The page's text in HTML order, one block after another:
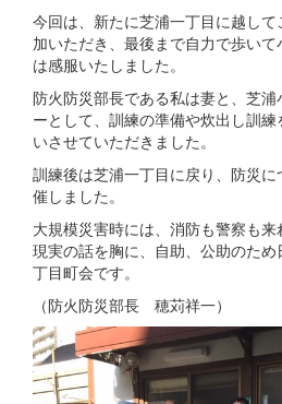
今回は、新たに芝浦一丁目に越し
加いただき、最後まで自力で歩い
は感服いたしました。
防火防災部長である私は妻と、芝
ーとして、訓練の準備や炊出し訓
いさせていただきました。
訓練後は芝浦一丁目に戻り、防災
催しました。
大規模災害時には、消防も警察も
現実の話を胸に、自助、公助のた
丁目町会です。
（防火防災部長 穂苅祥一）